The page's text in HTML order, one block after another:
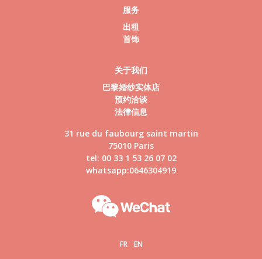
服务
出租
首饰
关于我们
巴黎婚纱实体店
预约洽谈
法律信息
31 rue du faubourg saint martin
75010 Paris
tel: 00 33 1 53 26 07 02
whatsapp:0646304919
FR EN